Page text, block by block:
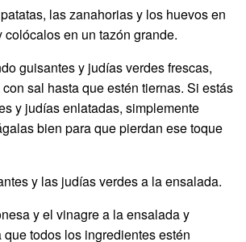
las zanahorias y los huevos en
en un tazón grande.
guisantes y judías verdes frescas,
sal hasta que estén tiernas. Si estás
y judías enlatadas, simplemente
bien para que pierdan ese toque
y las judías verdes a la ensalada.
y el vinagre a la ensalada y
todos los ingredientes estén